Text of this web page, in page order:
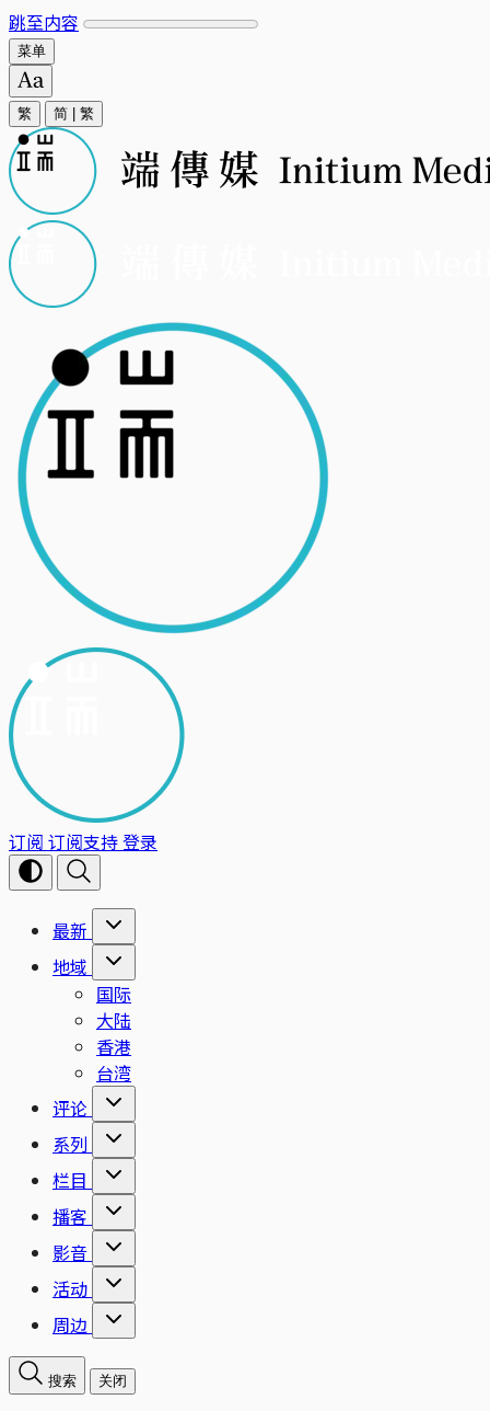
跳至内容
菜单
繁 简 繁
订阅 订阅支持登录
最新
地域
国际
大陆
香港
台湾
评论
系列
栏目
播客
影音
活动
周边
搜索 关闭